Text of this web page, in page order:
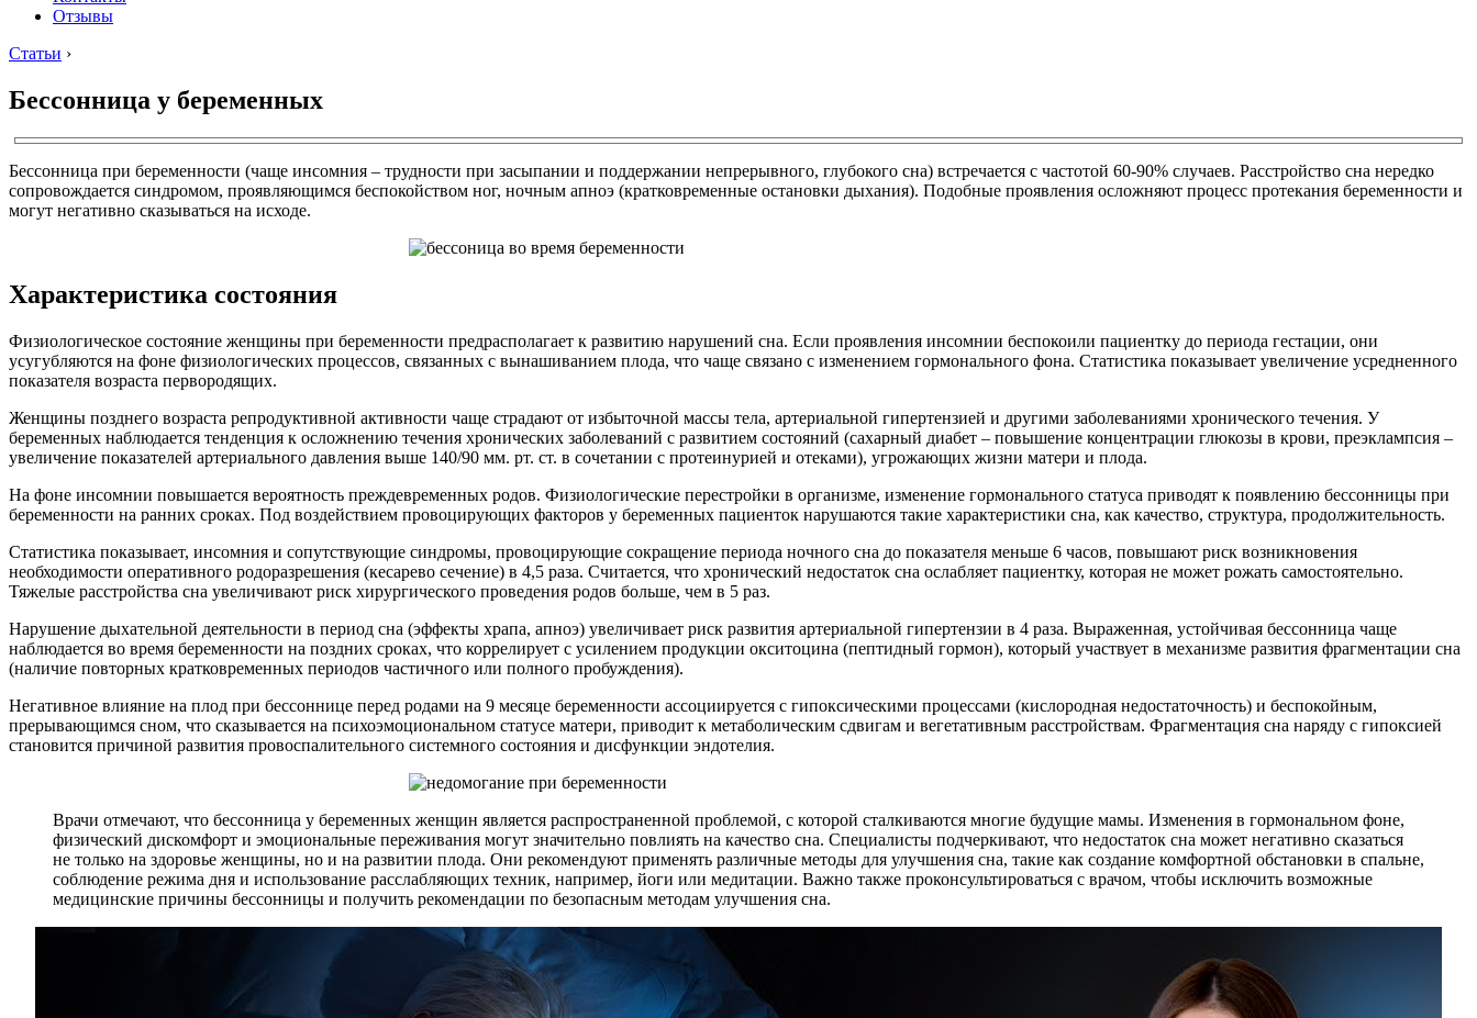
Отзывы
Статьи ›
Бессонница у беременных
Бессонница при беременности (чаще инсомния – трудности при засыпании и поддержании непрерывного, глубокого сна) встречается с частотой 60-90% случаев. Расстройство сна нередко
сопровождается синдромом, проявляющимся беспокойством ног, ночным апноэ (кратковременные остановки дыхания). Подобные проявления осложняют процесс протекания беременности и
могут негативно сказываться на исходе.
Характеристика состояния
Физиологическое состояние женщины при беременности предрасполагает к развитию нарушений сна. Если проявления инсомнии беспокоили пациентку до периода гестации, они
усугубляются на фоне физиологических процессов, связанных с вынашиванием плода, что чаще связано с изменением гормонального фона. Статистика показывает увеличение усредненного
показателя возраста первородящих.
Женщины позднего возраста репродуктивной активности чаще страдают от избыточной массы тела, артериальной гипертензией и другими заболеваниями хронического течения. У
беременных наблюдается тенденция к осложнению течения хронических заболеваний с развитием состояний (сахарный диабет – повышение концентрации глюкозы в крови, преэклампсия –
увеличение показателей артериального давления выше 140/90 мм. рт. ст. в сочетании с протеинурией и отеками), угрожающих жизни матери и плода.
На фоне инсомнии повышается вероятность преждевременных родов. Физиологические перестройки в организме, изменение гормонального статуса приводят к появлению бессонницы при
беременности на ранних сроках. Под воздействием провоцирующих факторов у беременных пациенток нарушаются такие характеристики сна, как качество, структура, продолжительность.
Статистика показывает, инсомния и сопутствующие синдромы, провоцирующие сокращение периода ночного сна до показателя меньше 6 часов, повышают риск возникновения
необходимости оперативного родоразрешения (кесарево сечение) в 4,5 раза. Считается, что хронический недостаток сна ослабляет пациентку, которая не может рожать самостоятельно.
Тяжелые расстройства сна увеличивают риск хирургического проведения родов больше, чем в 5 раз.
Нарушение дыхательной деятельности в период сна (эффекты храпа, апноэ) увеличивает риск развития артериальной гипертензии в 4 раза. Выраженная, устойчивая бессонница чаще
наблюдается во время беременности на поздних сроках, что коррелирует с усилением продукции окситоцина (пептидный гормон), который участвует в механизме развития фрагментации сна
(наличие повторных кратковременных периодов частичного или полного пробуждения).
Негативное влияние на плод при бессоннице перед родами на 9 месяце беременности ассоциируется с гипоксическими процессами (кислородная недостаточность) и беспокойным,
прерывающимся сном, что сказывается на психоэмоциональном статусе матери, приводит к метаболическим сдвигам и вегетативным расстройствам. Фрагментация сна наряду с гипоксией
становится причиной развития провоспалительного системного состояния и дисфункции эндотелия.
Врачи отмечают, что бессонница у беременных женщин является распространенной проблемой, с которой сталкиваются многие будущие мамы. Изменения в гормональном фоне,
физический дискомфорт и эмоциональные переживания могут значительно повлиять на качество сна. Специалисты подчеркивают, что недостаток сна может негативно сказаться
не только на здоровье женщины, но и на развитии плода. Они рекомендуют применять различные методы для улучшения сна, такие как создание комфортной обстановки в спальне,
соблюдение режима дня и использование расслабляющих техник, например, йоги или медитации. Важно также проконсультироваться с врачом, чтобы исключить возможные
медицинские причины бессонницы и получить рекомендации по безопасным методам улучшения сна.